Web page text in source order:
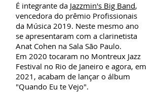
É integrante da Jazzmin's Big Band,
vencedora do prêmio Profissionais
da Música 2019. Neste mesmo ano
se apresentaram com a clarinetista
Anat Cohen na Sala São Paulo.
Em 2020 tocaram no Montreux Jazz
Festival no Rio de Janeiro e agora, em
2021, acabam de lançar o álbum
"Quando Eu te Vejo".